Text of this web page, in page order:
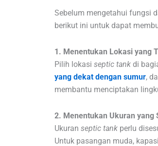
Sebelum mengetahui fungsi
berikut ini untuk dapat
1. Menentukan Lokasi yang
Pilih lokasi septic tank di
yang dekat dengan sumur,
membantu menciptakan
2. Menentukan Ukuran yang
Ukuran septic tank perlu
Untuk pasangan muda,